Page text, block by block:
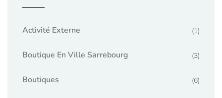
Activité Externe (1)
Boutique En Ville Sarrebourg (3)
Boutiques (6)